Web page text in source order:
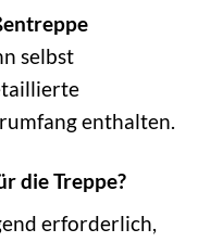
selbst
enthalten.
die Treppe?
erforderlich,